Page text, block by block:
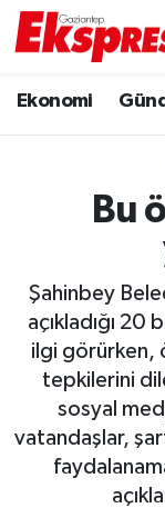
Ekonomi
Bu
Şahinbey
açıkladığı
ilgi görürken,
tepkilerini
sosyal
vatandaşlar,
Ekonomi
Gaziantep
Gündem
Haberler
Kültür
Magazin
Trafik
Puan
Tüm
Son Dakika
Haber Arşivi